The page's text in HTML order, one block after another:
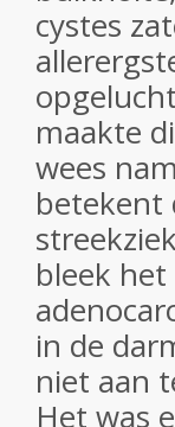
cystes
maakte
wees
betekent
bleek
in de
niet aan
Het was